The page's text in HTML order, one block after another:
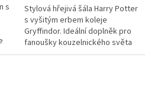
s
5
hvězdiček.
Stylová hřejivá šála Harry Potter
s vyšitým erbem koleje
Gryffindor. Ideální doplněk pro
fanoušky kouzelnického světa
🧙‍♂️✨ Více produktů s